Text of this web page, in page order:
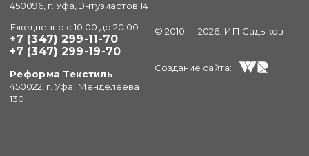
450096, г. Уфа, Энтузиастов 14
Ежедневно с 10:00 до 20:00
+7 (347) 299-11-70
+7 (347) 299-19-70
Реформа Текстиль
450022, г. Уфа, Менделеева
130
© 2010 — 2026. ИП Садыков
Создание сайта: